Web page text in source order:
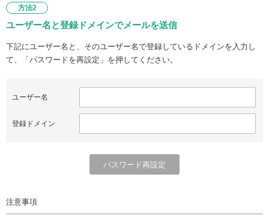
方法2
ユーザー名と登録ドメインでメールを送信
下記にユーザー名と、そのユーザー名で登録しているドメインを入力し
て、「パスワードを再設定」を押してください。
ユーザー名
登録ドメイン
注意事項